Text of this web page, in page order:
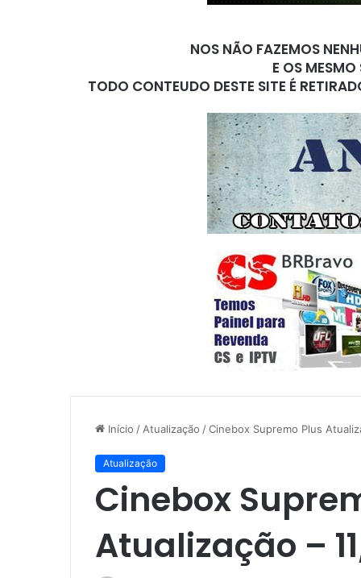
NOS NÃO FAZEMOS
E OS
TODO CONTEUDO DESTE SITE É
Início / Atualização /Cinebox Supremo Plus
Atualização
Cinebox
Atualização –